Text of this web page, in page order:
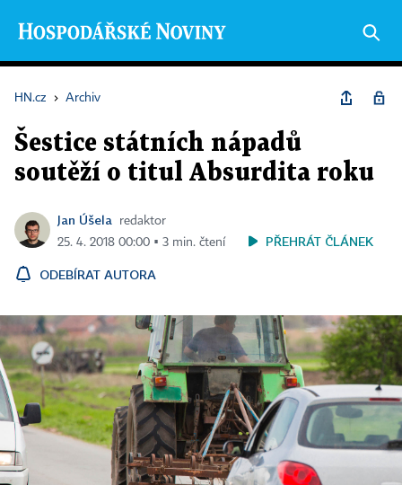
HN.cz › Archiv
Šestice státních nápadů
soutěží o titul Absurdita roku
Jan Úšela
redaktor
25. 4. 2018 00:00 ▪ 3 min. čtení
PŘEHRÁT ČLÁNEK
ODEBÍRAT AUTORA